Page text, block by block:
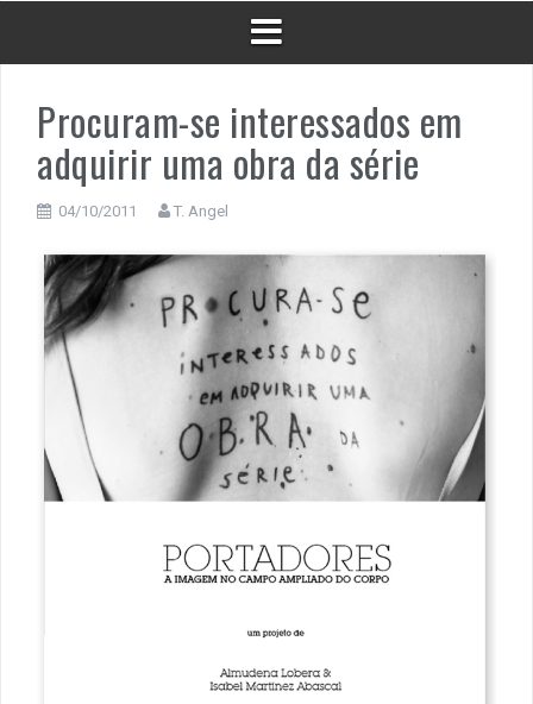
Procuram-se interessados em
adquirir uma obra da série
04/10/2011 T. Angel